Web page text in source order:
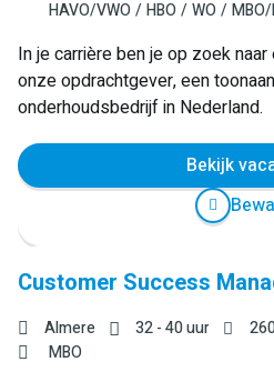
HAVO/VWO
HBO WO
In je carrière ben je op zoek
onze opdrachtgever, een
onderhoudsbedrijf in Nederland.
Bekijk
Customer Success
Almere 32 - 40 uur
MBO